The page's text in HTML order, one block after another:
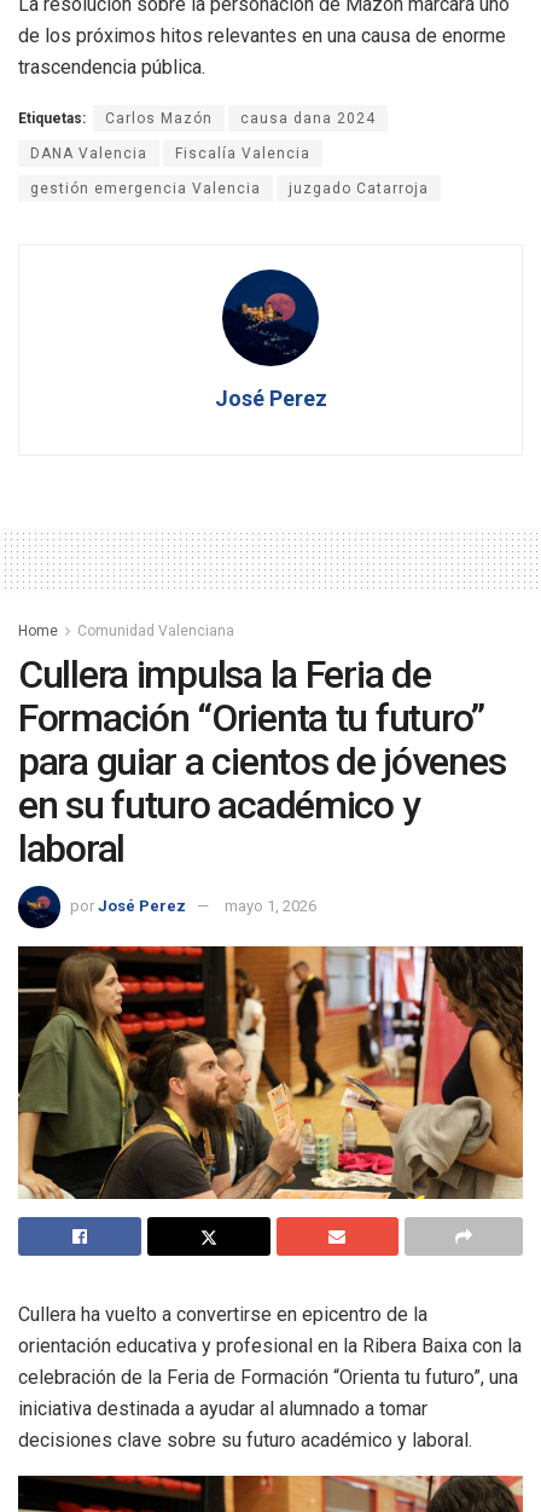
de los próximos hitos relevantes en una causa de enorme
trascendencia pública.
Etiquetas: Carlos Mazón causa dana 2024
DANA Valencia Fiscalía Valencia
gestión emergencia Valencia juzgado Catarroja
José Perez
Home Comunidad Valenciana
Cullera impulsa la Feria de
Formación “Orienta tu futuro”
para guiar a cientos de jóvenes
en su futuro académico y
laboral
por José Perez mayo 1, 2026
Cullera ha vuelto a convertirse en epicentro de la
orientación educativa y profesional en la Ribera Baixa con la
celebración de la Feria de Formación “Orienta tu futuro”, una
iniciativa destinada a ayudar al alumnado a tomar
decisiones clave sobre su futuro académico y laboral.